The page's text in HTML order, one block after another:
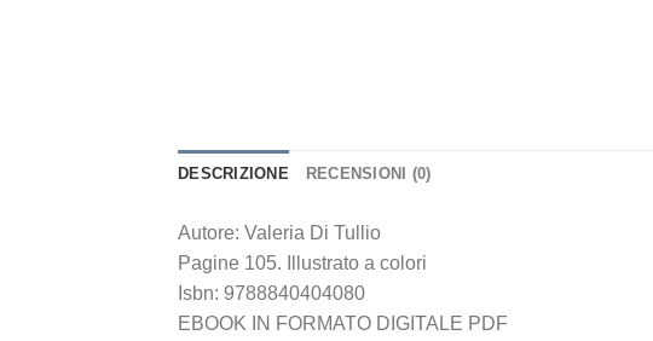
DESCRIZIONE RECENSIONI (0)
Autore: Valeria Di Tullio
Pagine 105. Illustrato a colori
Isbn: 9788840404080
EBOOK IN FORMATO DIGITALE PDF